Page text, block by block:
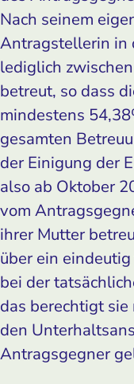
Nach seinem
Antragstellerin in
lediglich
betreut, so dass
mindestens
gesamten
der Einigung der
also ab Oktober
vom
ihrer Mutter
über ein
bei der
das berechtigt sie
den
Antragsgegner